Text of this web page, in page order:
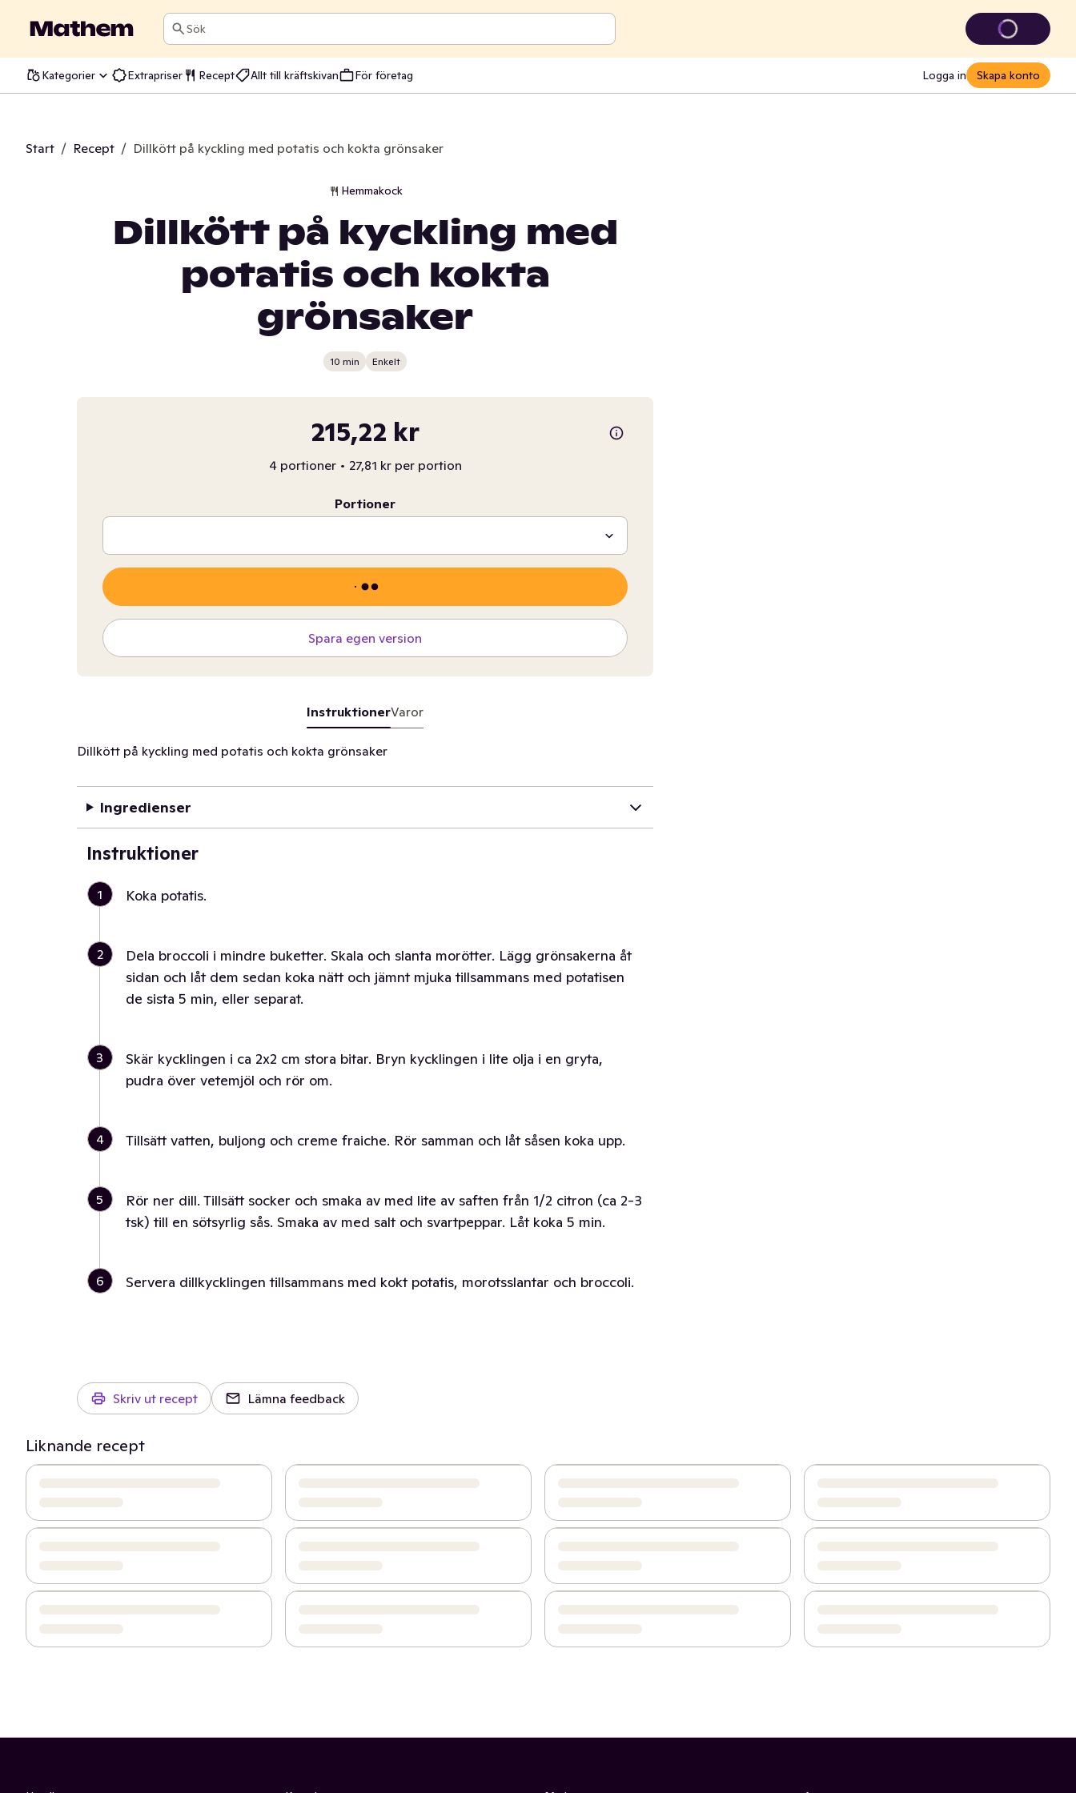
Sök
Kategorier Extrapriser Recept Allt till kräftskivan För företag Logga in Skapa konto
Start / Recept / Dillkött på kyckling med potatis och kokta grönsaker
Hemmakock
Dillkött på kyckling med
potatis och kokta
grönsaker
10 min Enkelt
215,22 kr
4 portioner • 27,81 kr per portion
Portioner
Spara egen version
InstruktionerVaror
Dillkött på kyckling med potatis och kokta grönsaker
Ingredienser
Instruktioner
1 Koka potatis.
2
Dela broccoli i mindre buketter. Skala och slanta morötter. Lägg grönsakerna åt
sidan och låt dem sedan koka nätt och jämnt mjuka tillsammans med potatisen
de sista 5 min, eller separat.
3
Skär kycklingen i ca 2x2 cm stora bitar. Bryn kycklingen i lite olja i en gryta,
pudra över vetemjöl och rör om.
4 Tillsätt vatten, buljong och creme fraiche. Rör samman och låt såsen koka upp.
5
Rör ner dill. Tillsätt socker och smaka av med lite av saften från 1/2 citron (ca 2-3
tsk) till en sötsyrlig sås. Smaka av med salt och svartpeppar. Låt koka 5 min.
6 Servera dillkycklingen tillsammans med kokt potatis, morotsslantar och broccoli.
Skriv ut recept Lämna feedback
Liknande recept